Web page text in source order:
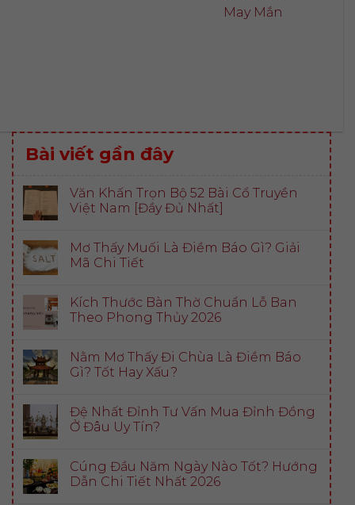
May Mắn
Bài viết gần đây
Văn Khấn Trọn Bộ 52 Bài Cổ Truyền
Việt Nam [Đầy Đủ Nhất]
Mơ Thấy Muối Là Điềm Báo Gì? Giải
Mã Chi Tiết
Kích Thước Bàn Thờ Chuẩn Lỗ Ban
Theo Phong Thủy 2026
Nằm Mơ Thấy Đi Chùa Là Điềm Báo
Gì? Tốt Hay Xấu?
Đệ Nhất Đỉnh Tư Vấn Mua Đỉnh Đồng
Ở Đâu Uy Tín?
Cúng Đầu Năm Ngày Nào Tốt? Hướng
Dẫn Chi Tiết Nhất 2026